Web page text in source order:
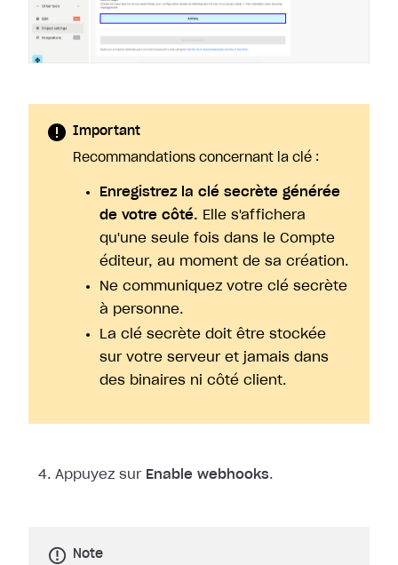
Important
Recommandations concernant la clé :
Enregistrez la clé secrète générée
de votre côté. Elle s'affichera
qu'une seule fois dans le Compte
éditeur, au moment de sa création.
Ne communiquez votre clé secrète
à personne.
La clé secrète doit être stockée
sur votre serveur et jamais dans
des binaires ni côté client.
Appuyez sur Enable webhooks.
Note